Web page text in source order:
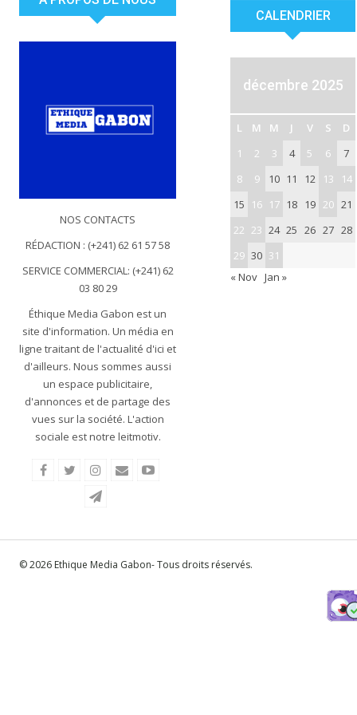
NOS CONTACTS
RÉDACTION : (+241) 62 61 57 58
SERVICE COMMERCIAL: (+241) 62
03 80 29
Éthique Media Gabon est un
site d'information. Un média en
ligne traitant de l'actualité d'ici et
d'ailleurs. Nous sommes aussi
un espace publicitaire,
d'annonces et de partage des
vues sur la société. L'action
sociale est notre leitmotiv.
CALENDRIER
décembre 2025
L M M J V S
D
1
2 3 4 5 6
7
8
9 10 11 12 13
14
15
16 17 18 19 20 21
22 23 24 25 26 27 28
29 30 31
« Nov Jan »
© 2026 Ethique Media Gabon- Tous droits réservés.